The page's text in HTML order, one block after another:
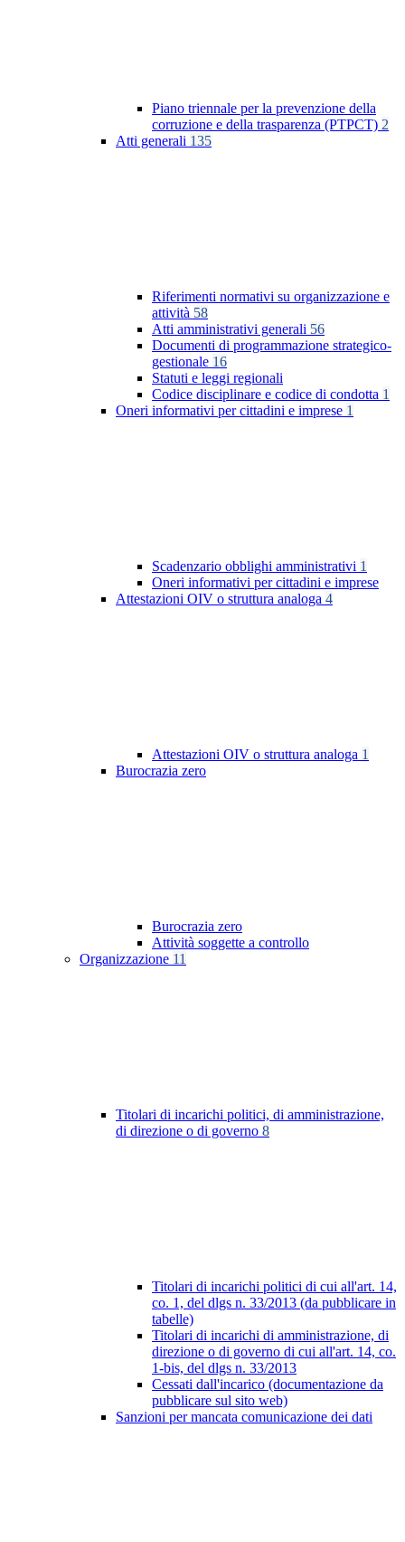
Piano triennale per la prevenzione della
corruzione e della trasparenza (PTPCT) 2
Atti generali 135
Riferimenti normativi su organizzazione e
attività 58
Atti amministrativi generali 56
Documenti di programmazione strategico-
gestionale 16
Statuti e leggi regionali
Codice disciplinare e codice di condotta 1
Oneri informativi per cittadini e imprese 1
Scadenzario obblighi amministrativi 1
Oneri informativi per cittadini e imprese
Attestazioni OIV o struttura analoga 4
Attestazioni OIV o struttura analoga 1
Burocrazia zero
Burocrazia zero
Attività soggette a controllo
Organizzazione 11
Titolari di incarichi politici, di amministrazione,
di direzione o di governo 8
Titolari di incarichi politici di cui all'art. 14,
co. 1, del dlgs n. 33/2013 (da pubblicare in
tabelle)
Titolari di incarichi di amministrazione, di
direzione o di governo di cui all'art. 14, co.
1-bis, del dlgs n. 33/2013
Cessati dall'incarico (documentazione da
pubblicare sul sito web)
Sanzioni per mancata comunicazione dei dati